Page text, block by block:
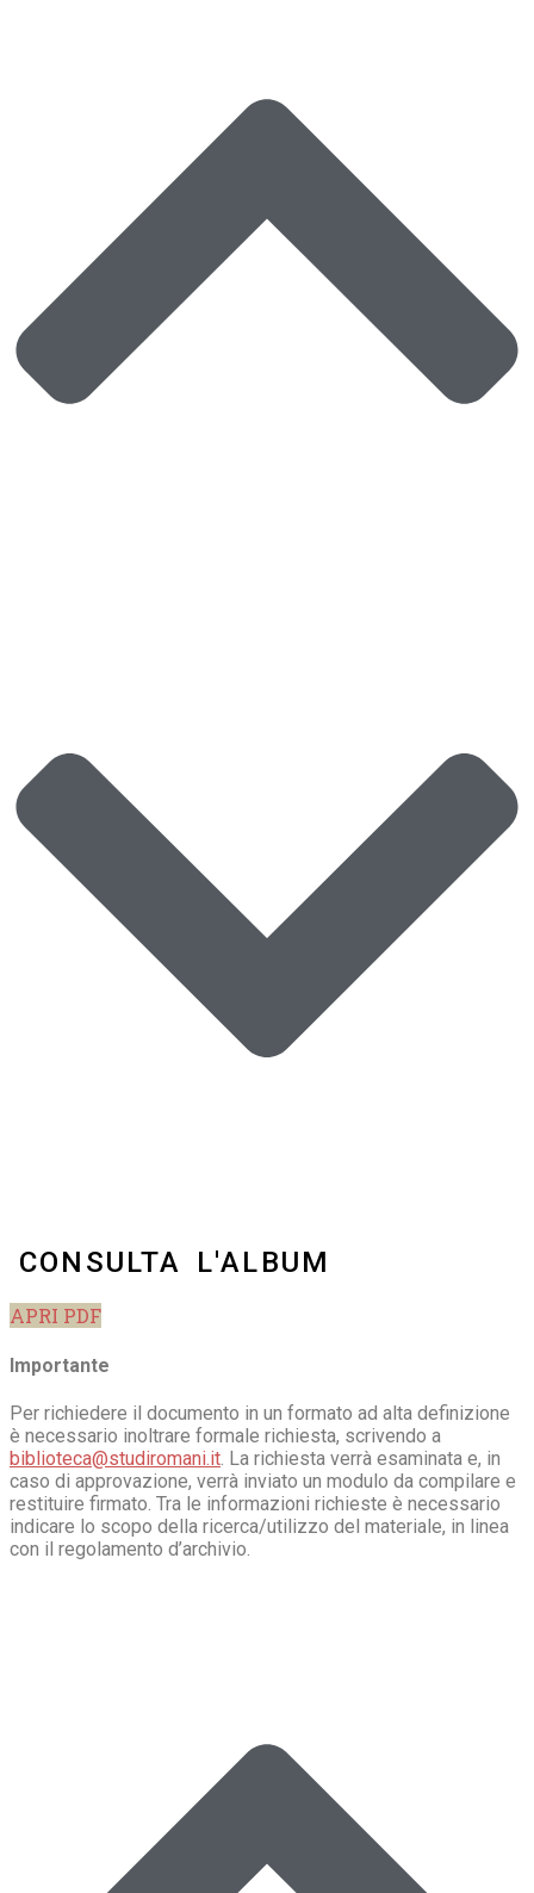
CONSULTA L'ALBUM
APRI PDF
Importante
Per richiedere il documento in un formato ad alta definizione
è necessario inoltrare formale richiesta, scrivendo a
biblioteca@studiromani.it. La richiesta verrà esaminata e, in
caso di approvazione, verrà inviato un modulo da compilare e
restituire firmato. Tra le informazioni richieste è necessario
indicare lo scopo della ricerca/utilizzo del materiale, in linea
con il regolamento d’archivio.